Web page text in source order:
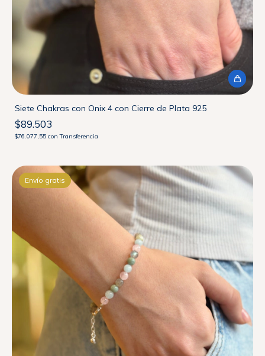
Siete Chakras con Onix 4 con Cierre de Plata 925
$89.503
$76.077,55 con Transferencia
Envío gratis